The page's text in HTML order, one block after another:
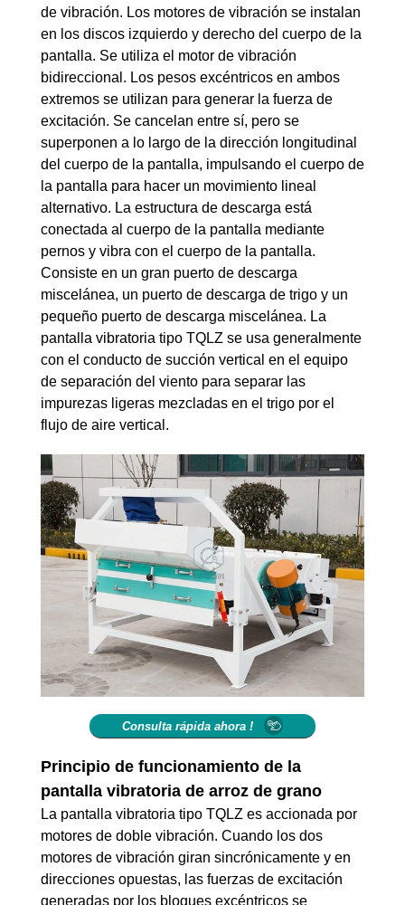
de vibración. Los motores de vibración se instalan
en los discos izquierdo y derecho del cuerpo de la
pantalla. Se utiliza el motor de vibración
bidireccional. Los pesos excéntricos en ambos
extremos se utilizan para generar la fuerza de
excitación. Se cancelan entre sí, pero se
superponen a lo largo de la dirección longitudinal
del cuerpo de la pantalla, impulsando el cuerpo de
la pantalla para hacer un movimiento lineal
alternativo. La estructura de descarga está
conectada al cuerpo de la pantalla mediante
pernos y vibra con el cuerpo de la pantalla.
Consiste en un gran puerto de descarga
miscelánea, un puerto de descarga de trigo y un
pequeño puerto de descarga miscelánea. La
pantalla vibratoria tipo TQLZ se usa generalmente
con el conducto de succión vertical en el equipo
de separación del viento para separar las
impurezas ligeras mezcladas en el trigo por el
flujo de aire vertical.
Consulta rápida ahora !
Principio de funcionamiento de la
pantalla vibratoria de arroz de grano
La pantalla vibratoria tipo TQLZ es accionada por
motores de doble vibración. Cuando los dos
motores de vibración giran sincrónicamente y en
direcciones opuestas, las fuerzas de excitación
generadas por los bloques excéntricos se